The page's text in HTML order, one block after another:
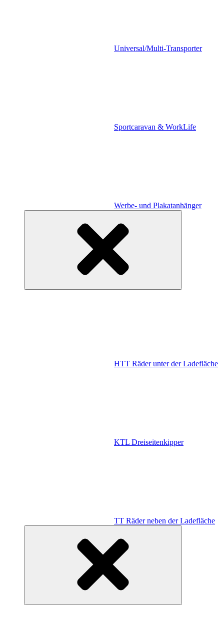
Universal/Multi-Transporter
Sportcaravan & WorkLife
Werbe- und Plakatanhänger
HTT Räder unter der Ladefläche
KTL Dreiseitenkipper
TT Räder neben der Ladefläche